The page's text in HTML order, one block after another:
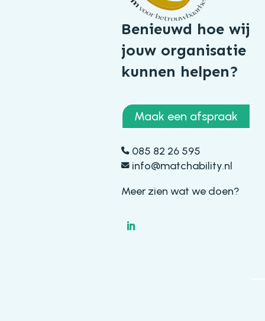
Benieuwd hoe wij
jouw organisatie
kunnen helpen?
Maak een afspraak
085 82 26 595
info@matchability.nl
Meer zien wat we doen?